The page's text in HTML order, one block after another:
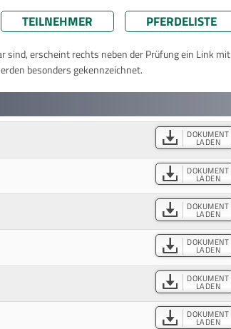
TEILNEHMER PFERDELISTE
sind, erscheint rechts neben der Prüfung ein Link mit
besonders gekennzeichnet.
DOKUMENT
LADEN
DOKUMENT
LADEN
DOKUMENT
LADEN
DOKUMENT
LADEN
DOKUMENT
LADEN
DOKUMENT
LADEN